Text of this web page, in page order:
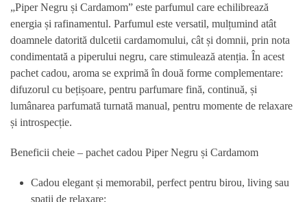
„Piper Negru și Cardamom” este parfumul care echilibrează
energia și rafinamentul. Parfumul este versatil, mulțumind atât
doamnele datorită dulcetii cardamomului, cât și domnii, prin nota
condimentată a piperului negru, care stimulează atenția. În acest
pachet cadou, aroma se exprimă în două forme complementare:
difuzorul cu bețișoare, pentru parfumare fină, continuă, și
lumânarea parfumată turnată manual, pentru momente de relaxare
și introspecție.
Beneficii cheie – pachet cadou Piper Negru și Cardamom
Cadou elegant și memorabil, perfect pentru birou, living sau
spații de relaxare;